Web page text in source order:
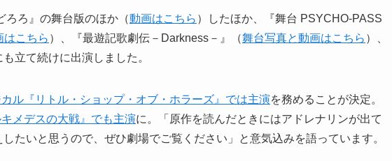
ろろ』の舞台版のほか（動画はこちら ）したほか、『舞台 PSYCHO-PASS
はこちら ）、『最遊記歌劇伝－Darkness－』（舞台写真と動画はこちら ）、
立て続けに出演しました。
カル『リトル・ショップ・オブ・ホラーズ』では主演を務めることが決定。
メデスの大戦』でも主演に。「原作を読んだときにはアドレナリンが出て
たいと思うので、ぜひ劇場でご覧ください」と意気込みを語っています。